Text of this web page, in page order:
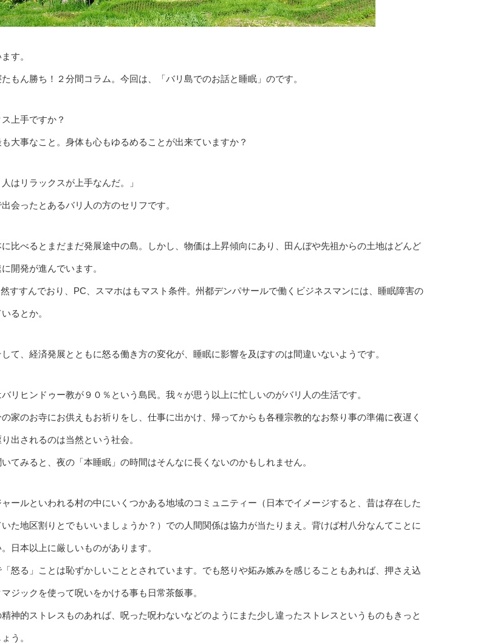
す。
もん勝ち！２分間コラム。今回は、「バリ島でのお話と睡眠」のです。
上手ですか？
大事なこと。身体も心もゆるめることが出来ていますか？
人はリラックスが上手なんだ。」
会ったとあるバリ人の方のセリフです。
比べるとまだまだ発展途中の島。しかし、物価は上昇傾向にあり、田んぼや先祖からの土地はどんど
開発が進んでいます。
すすんでおり、PC、スマホはもマスト条件。州都デンパサールで働くビジネスマンには、睡眠障害の
るとか。
て、経済発展とともに怒る働き方の変化が、睡眠に影響を及ぼすのは間違いないようです。
リヒンドゥー教が９０％という島民。我々が思う以上に忙しいのがバリ人の生活です。
家のお寺にお供えもお祈りをし、仕事に出かけ、帰ってからも各種宗教的なお祭り事の準備に夜遅く
出されるのは当然という社会。
てみると、夜の「本睡眠」の時間はそんなに長くないのかもしれません。
ールといわれる村の中にいくつかある地域のコミュニティー（日本でイメージすると、昔は存在した
た地区割りとでもいいましょうか？）での人間関係は協力が当たりまえ。背けば村八分なんてことに
日本以上に厳しいものがあります。
怒る」ことは恥ずかしいこととされています。でも怒りや妬み嫉みを感じることもあれば、押さえ込
ジックを使って呪いをかける事も日常茶飯事。
神的ストレスものあれば、呪った呪わないなどのようにまた少し違ったストレスというものもきっと
う。